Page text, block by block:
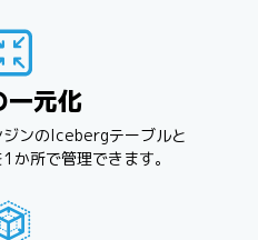
一元化
ンのIcebergテーブルと
か所で管理できます。